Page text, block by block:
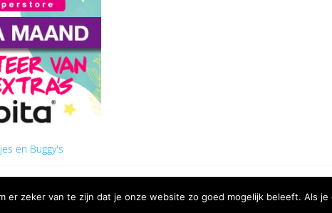
er zeker van te zijn dat je onze website zo goed mogelijk beleeft. Als